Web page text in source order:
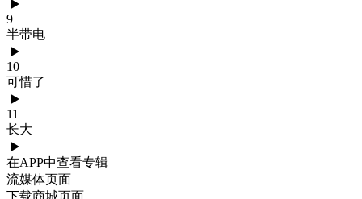
9
半带电
10
可惜了
11
长大
在APP中查看专辑
流媒体页面
下载商城页面